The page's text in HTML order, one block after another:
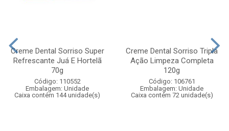
Creme Dental Sorriso Super
Refrescante Juá E Hortelã
70g
Código: 110552
Embalagem: Unidade
Caixa contém 144 unidade(s)
Creme Dental Sorriso Tripla
Ação Limpeza Completa
120g
Código: 106761
Embalagem: Unidade
Caixa contém 72 unidade(s)